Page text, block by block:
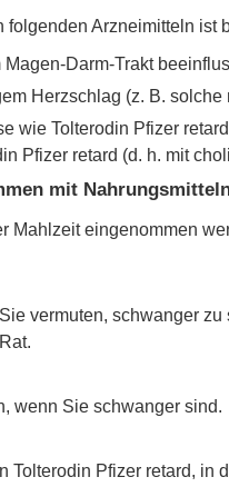
Arzneimitteln ist
Darm-Trakt
Herzschlag (z. B.
wie Tolterodin Pfizer
Pfizer retard (d. h. mit
mit
Mahlzeit eingenommen
vermuten, schwanger
wenn Sie schwanger sind.
Tolterodin Pfizer retard,